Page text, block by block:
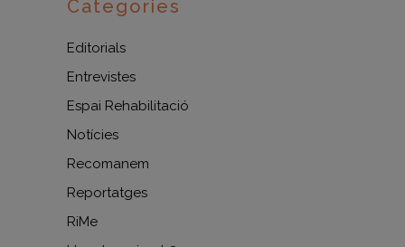
Categories
Editorials
Entrevistes
Espai Rehabilitació
Notícies
Recomanem
Reportatges
RiMe